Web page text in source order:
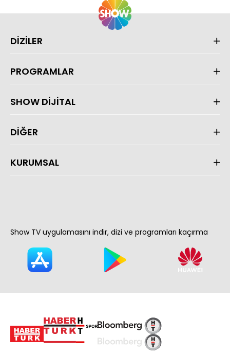
DİZİLER
PROGRAMLAR
SHOW DİJİTAL
DİĞER
KURUMSAL
Show TV uygulamasını indir, dizi ve programları kaçırma